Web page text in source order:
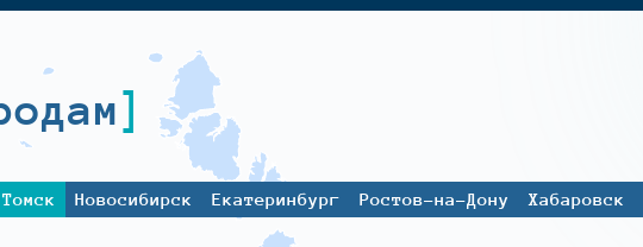
Томск Новосибирск Екатеринбург Ростов-на-Дону Хабаровск